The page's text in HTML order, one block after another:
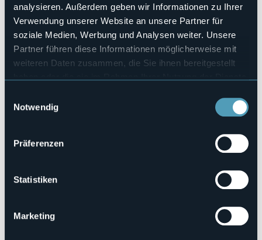
analysieren. Außerdem geben wir Informationen zu Ihrer
Verwendung unserer Website an unsere Partner für
soziale Medien, Werbung und Analysen weiter. Unsere
Partner führen diese Informationen möglicherweise mit
weiteren Daten zusammen, die Sie ihnen bereitgestellt
Notwendig
Präferenzen
Statistiken
Marketing
Anzahl der Betten
2
E-mail
beb.laquana@gmail.com
Webseite
Buchen
28845 - DOMODOSSOLA (VB)